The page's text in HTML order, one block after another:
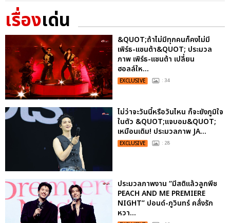
เรื่องเด่น
&QUOT;ถ้าไม่มีทุกคนก็คงไม่มี
เพิร์ธ-แซนต้า&QUOT; ประมวล
ภาพ เพิร์ธ-แซนต้า เปลี่ยน
ฮอลล์ให...
EXCLUSIVE : 34
ไม่ว่าจะวันนี้หรือวันไหน ก็จะยังภูมิใจ
ในตัว &QUOT;แจบอม&QUOT;
เหมือนเดิม! ประมวลภาพ JA...
EXCLUSIVE : 28
ประมวลภาพงาน “มีสติแล้วลูกพีช
PEACH AND ME PREMIERE
NIGHT” ปอนด์-ภูวินทร์ คลั่งรัก
หวา...